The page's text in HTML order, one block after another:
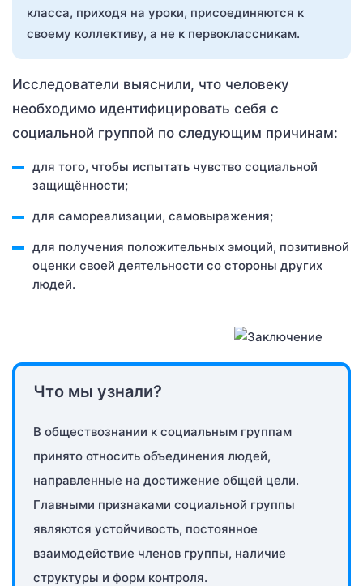
класса, приходя на уроки, присоединяются к
своему коллективу, а не к первоклассникам.
Исследователи выяснили, что человеку
необходимо идентифицировать себя с
социальной группой по следующим причинам:
для того, чтобы испытать чувство социальной
защищённости;
для самореализации, самовыражения;
для получения положительных эмоций, позитивной
оценки своей деятельности со стороны других
людей.
Что мы узнали?
В обществознании к социальным группам
принято относить объединения людей,
направленные на достижение общей цели.
Главными признаками социальной группы
являются устойчивость, постоянное
взаимодействие членов группы, наличие
структуры и форм контроля.